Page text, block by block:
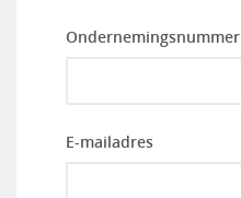
Ondernemingsnummer
E-mailadres